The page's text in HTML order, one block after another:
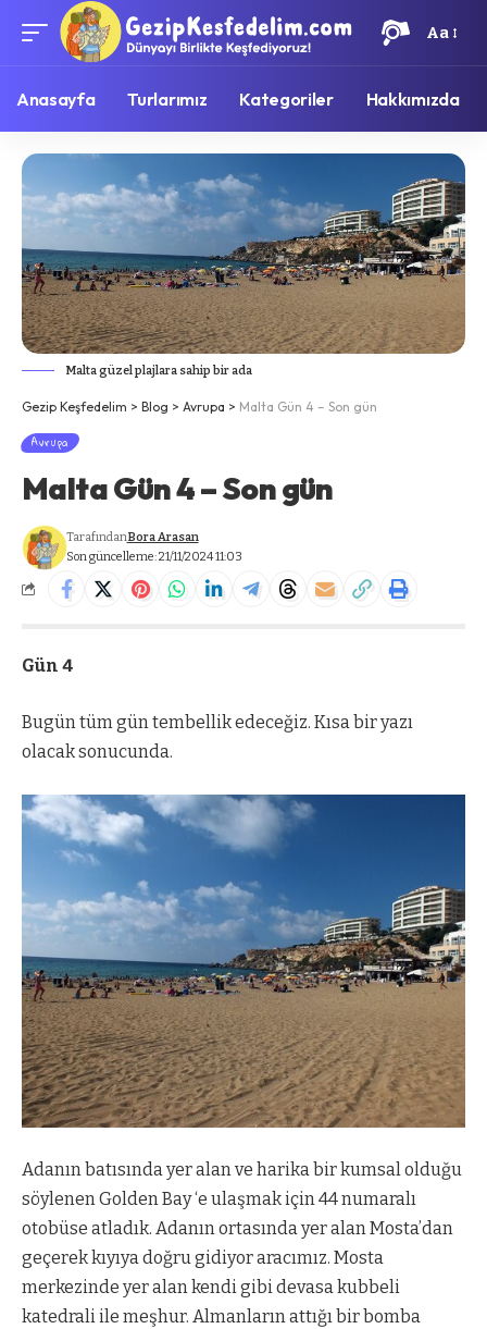
Aa
Anasayfa Turlarımız Kategoriler Hakkımızda
Malta güzel plajlara sahip bir ada
Gezip Keşfedelim > Blog > Avrupa > Malta Gün 4 – Son gün
Avrupa
Malta Gün 4 – Son gün
Son güncelleme: 21/11/2024 11:03
TarafındanBora Arasan
Gün 4
Bugün tüm gün tembellik edeceğiz. Kısa bir yazı
olacak sonucunda.
Adanın batısında yer alan ve harika bir kumsal olduğu
söylenen Golden Bay ‘e ulaşmak için 44 numaralı
otobüse atladık. Adanın ortasında yer alan Mosta’dan
geçerek kıyıya doğru gidiyor aracımız. Mosta
merkezinde yer alan kendi gibi devasa kubbeli
katedrali ile meşhur. Almanların attığı bir bomba